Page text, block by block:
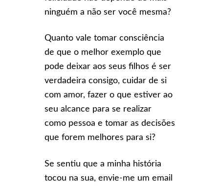
ninguém a não ser você mesma?
Quanto vale tomar consciência
de que o melhor exemplo que
pode deixar aos seus filhos é ser
verdadeira consigo, cuidar de si
com amor, fazer o que estiver ao
seu alcance para se realizar
como pessoa e tomar as decisões
que forem melhores para si?
Se sentiu que a minha história
tocou na sua, envie-me um email